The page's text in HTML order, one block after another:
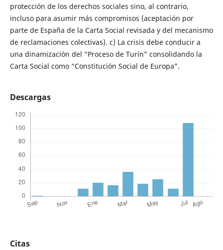
protección de los derechos sociales sino, al contrario,
incluso para asumir más compromisos (aceptación por
parte de España de la Carta Social revisada y del mecanismo
de reclamaciones colectivas). c) La crisis debe conducir a
una dinamización del “Proceso de Turín” consolidando la
Carta Social como “Constitución Social de Europa”.
Descargas
Citas